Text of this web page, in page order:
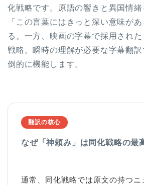
化戦略です。原語の響きと異国情
「この言葉にはきっと深い意味が
る。一方、映画の字幕で採用され
戦略。瞬時の理解が必要な字幕翻
倒的に機能します。
翻訳の核心
なぜ「神頼み」は同化戦略の最
通常、同化戦略では原文の持つニ